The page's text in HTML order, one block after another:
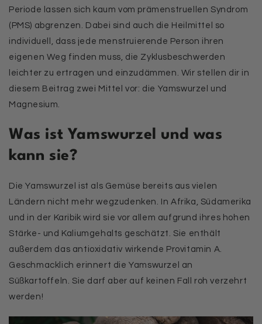
Periode lassen sich kaum vom prämenstruellen Syndrom
(PMS) abgrenzen. Dabei sind auch die Heilmittel so
individuell, dass jede menstruierende Person ihren
eigenen Weg finden muss, die Zyklusbeschwerden
leichter zu ertragen und einzudämmen. Wir stellen dir in
diesem Beitrag zwei Mittel vor: die Yamswurzel und
Magnesium.
Was ist Yamswurzel und was
kann sie?
Die Yamswurzel ist als Gemüse bereits aus vielen
Ländern nicht mehr wegzudenken. In Afrika, Südamerika
und in der Karibik wird sie vor allem aufgrund ihres hohen
Stärke- und Kaliumgehalts geschätzt. Sie enthält
außerdem das antioxidativ wirkende Provitamin A.
Geschmacklich erinnert die Yamswurzel an
Süßkartoffeln. Sie darf aber auf keinen Fall roh verzehrt
werden!